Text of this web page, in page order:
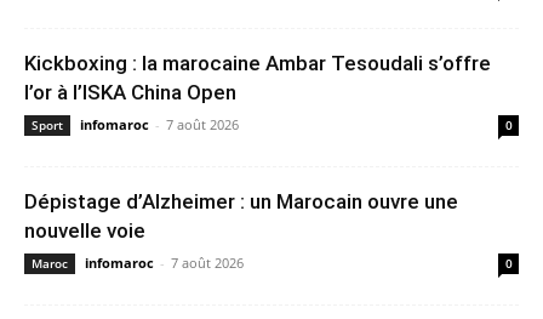
Kickboxing : la marocaine Ambar Tesoudali s’offre
l’or à l’ISKA China Open
Sport infomaroc - 7 août 2026 0
Dépistage d’Alzheimer : un Marocain ouvre une
nouvelle voie
Maroc infomaroc - 7 août 2026 0